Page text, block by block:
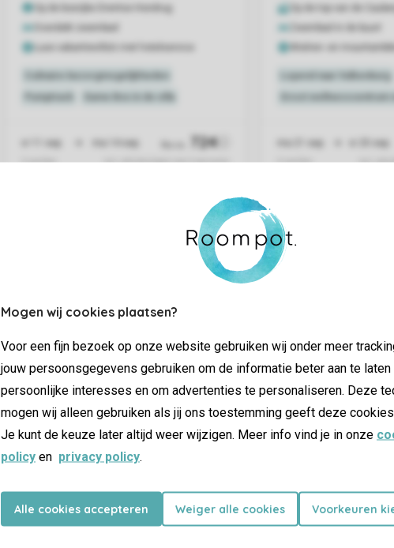
Mogen wij cookies plaatsen?
Voor een fijn bezoek op onze website gebruiken wij onder meer
jouw persoonsgegevens gebruiken om de informatie beter aan te
persoonlijke interesses en om advertenties te personaliseren. Deze
mogen wij alleen gebruiken als jij ons toestemming geeft deze
Je kunt de keuze later altijd weer wijzigen. Meer info vind je in onze
policy en privacy policy.
Alle cookies accepteren Weiger alle cookies Voorkeuren